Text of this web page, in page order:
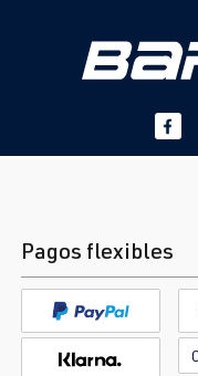
Pagos flexibles